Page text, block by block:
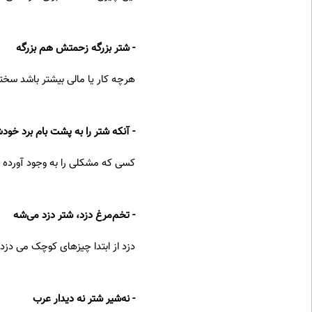
- شتر بزرگه زحمتش هم بزرگه
هرچه کار یا مالی بیشتر باشد
- آنکه شتر را به پشت بام برد
کسی که مشکلی را به وجود
- تخم‌مرغ دزد، شتر دزد می‌شه
دزد از ابتدا چیزهای کوچک می
- نه‌شیر شتر نه دیدار عرب